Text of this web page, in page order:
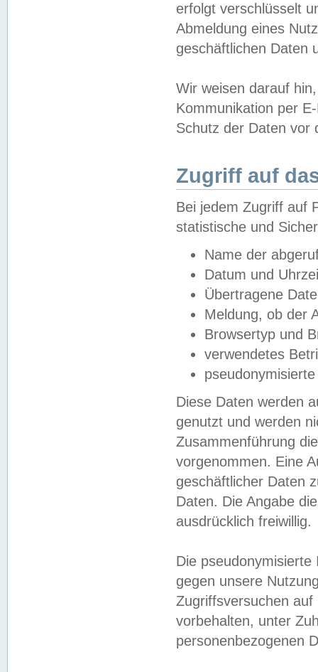
erfolgt verschlüsselt
Abmeldung eines
geschäftlichen Daten
Wir weisen darauf
Kommunikation per
Schutz der Daten vor
Zugriff auf
Bei jedem Zugriff auf
statistische und
Name der
Datum und
Übertragene
Meldung, ob der
Browsertyp und
verwendetes
Diese Daten werden
genutzt und werden
Zusammenführung
vorgenommen. Eine
geschäftlicher Daten
Daten. Die Angabe
ausdrücklich freiwillig.
Die
gegen unsere
Zugriffsversuchen
vorbehalten, unter
personenbezogenen